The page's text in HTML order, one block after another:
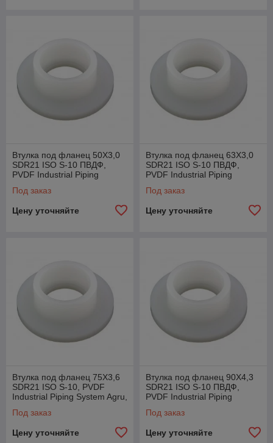
Втулка под фланец 50X3,0
SDR21 ISO S-10 ПВДФ,
PVDF Industrial Piping
Под заказ
Цену уточняйте
Втулка под фланец 63X3,0
SDR21 ISO S-10 ПВДФ,
PVDF Industrial Piping
Под заказ
Цену уточняйте
Втулка под фланец 75X3,6
SDR21 ISO S-10, PVDF
Industrial Piping System Agru,
Под заказ
Цену уточняйте
Втулка под фланец 90X4,3
SDR21 ISO S-10 ПВДФ,
PVDF Industrial Piping
Под заказ
Цену уточняйте